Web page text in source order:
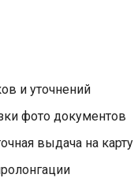
и уточнений
фото документов
выдача на карту